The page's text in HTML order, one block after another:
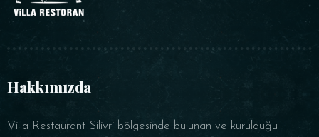
Hakkımızda
Villa Restaurant Silivri bölgesinde bulunan ve kurulduğu